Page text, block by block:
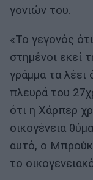
γονιών του.
«Το γεγονός
στημένοι εκεί
γράμμα τα λέει
πλευρά του
ότι η Χάρπερ
οικογένεια
αυτό, ο
το